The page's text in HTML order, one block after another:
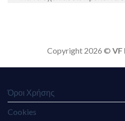
Copyright 2026 © VF
Όροι Χρήσης
Cookies